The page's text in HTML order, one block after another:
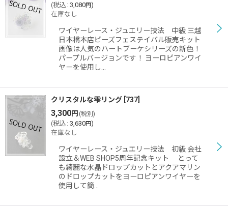
(税込 : 3,080円)
在庫なし
ワイヤーレース・ジュエリー技法 中級 三越
日本橋本店ビーズフェステイバル販売キット
画像は人気のハートブーケシリーズの新色！
パープルバージョンです！ ヨーロピアンワイ
ヤーを使用し…
クリスタルな雫リング 737
3,300円 (税別)
(税込 : 3,630円)
在庫なし
ワイヤーレース・ジュエリー技法 初級 会社
設立＆WEB SHOP5周年記念キット とって
も綺麗な水晶ドロップカットとアクアマリン
のドロップカットをヨーロピアンワイヤーを
使用して簡…